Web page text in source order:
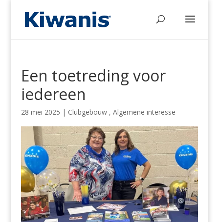
Een toetreding voor
iedereen
28 mei 2025 | Clubgebouw, Algemene interesse